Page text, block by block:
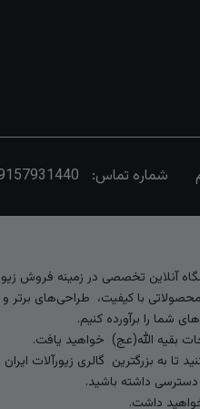
شماره تماس:
آنلاین تخصصی در زمینه فروش
با کیفیت، طراحی‌های برتر
شما را برآورده کنیم.
بقیه الله(عج) خواهید یافت.
بزرگترین گالری زیورآلات ایران
دسترسی داشته باشید.
داشت.